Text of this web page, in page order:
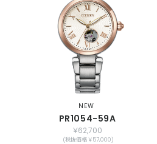
NEW
PR1054-59A
￥62,700
(税抜価格 ￥57,000)